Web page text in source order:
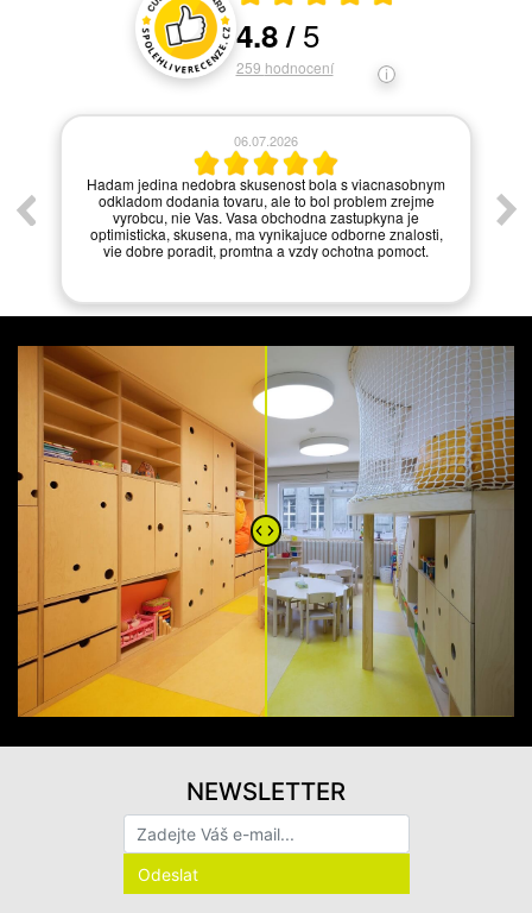
Hodnocení a recenze zákazníků
4.8/5
259 hodnocení
06.07.2026
Hadam jedina nedobra skusenost bola s viacnasobnym
odkladom dodania tovaru, ale to bol problem zrejme
vyrobcu, nie Vas. Vasa obchodna zastupkyna je
optimisticka, skusena, ma vynikajuce odborne znalosti,
vie dobre poradit, promtna a vzdy ochotna pomoct.
NEWSLETTER